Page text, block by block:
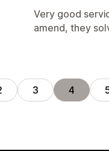
Very good
amend, they
3 4